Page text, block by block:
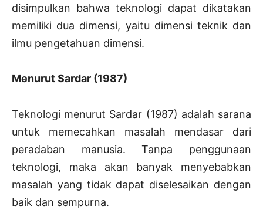
disimpulkan bahwa teknologi dapat dikatakan
memiliki dua dimensi, yaitu dimensi teknik dan
ilmu pengetahuan dimensi.
Menurut Sardar (1987)
Teknologi menurut Sardar (1987) adalah sarana
untuk memecahkan masalah mendasar dari
peradaban manusia. Tanpa penggunaan
teknologi, maka akan banyak menyebabkan
masalah yang tidak dapat diselesaikan dengan
baik dan sempurna.